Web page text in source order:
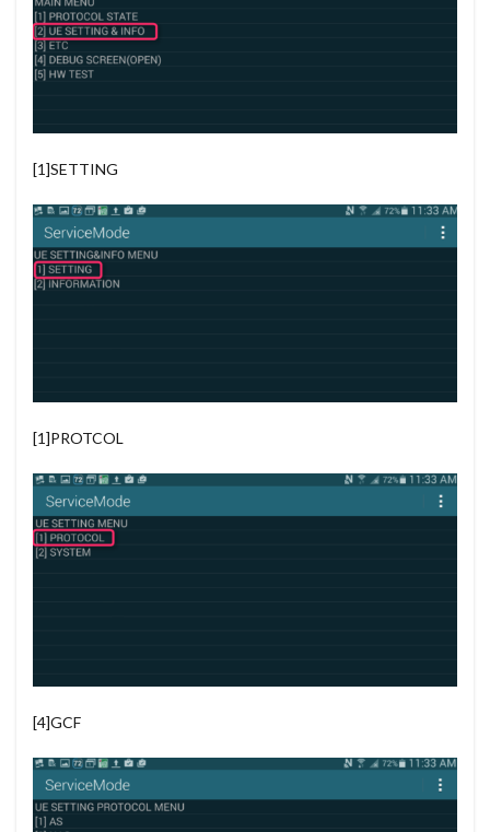
[1]SETTING
[1]PROTCOL
[4]GCF